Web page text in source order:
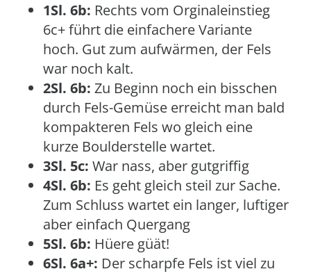
1Sl. 6b: Rechts vom Orginaleinstieg
6c+ führt die einfachere Variante
hoch. Gut zum aufwärmen, der Fels
war noch kalt.
2Sl. 6b: Zu Beginn noch ein bisschen
durch Fels-Gemüse erreicht man bald
kompakteren Fels wo gleich eine
kurze Boulderstelle wartet.
3Sl. 5c: War nass, aber gutgriffig
4Sl. 6b: Es geht gleich steil zur Sache.
Zum Schluss wartet ein langer, luftiger
aber einfach Quergang
5Sl. 6b: Hüere güät!
6Sl. 6a+: Der scharpfe Fels ist viel zu